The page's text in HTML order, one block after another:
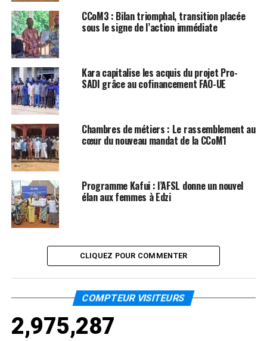
CCoM3 : Bilan triomphal, transition placée
sous le signe de l’action immédiate
Kara capitalise les acquis du projet Pro-
SADI grâce au cofinancement FAO-UE
Chambres de métiers : Le rassemblement au
cœur du nouveau mandat de la CCoM1
Programme Kafui : l’AFSL donne un nouvel
élan aux femmes à Edzi
CLIQUEZ POUR COMMENTER
COMPTEUR VISITEURS
2,975,287